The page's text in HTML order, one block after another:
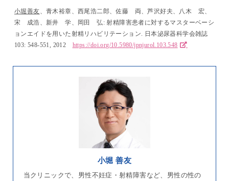
小堀善友、青木裕章、西尾浩二郎、佐藤 両、芦沢好夫、八木 宏、
宋 成浩、新井 学、岡田 弘: 射精障害患者に対するマスターベーシ
ョンエイドを用いた射精リハビリテーション. 日本泌尿器科学会雑誌
103: 548-551, 2012 https://doi.org/10.5980/jpnjurol.103.548
小堀 善友
当クリニックで、男性不妊症・射精障害など、男性の性の